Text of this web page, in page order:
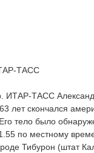
ТАСС
ИТАР-ТАСС
лет скончался
тело было
по местному
Тибурон (штат